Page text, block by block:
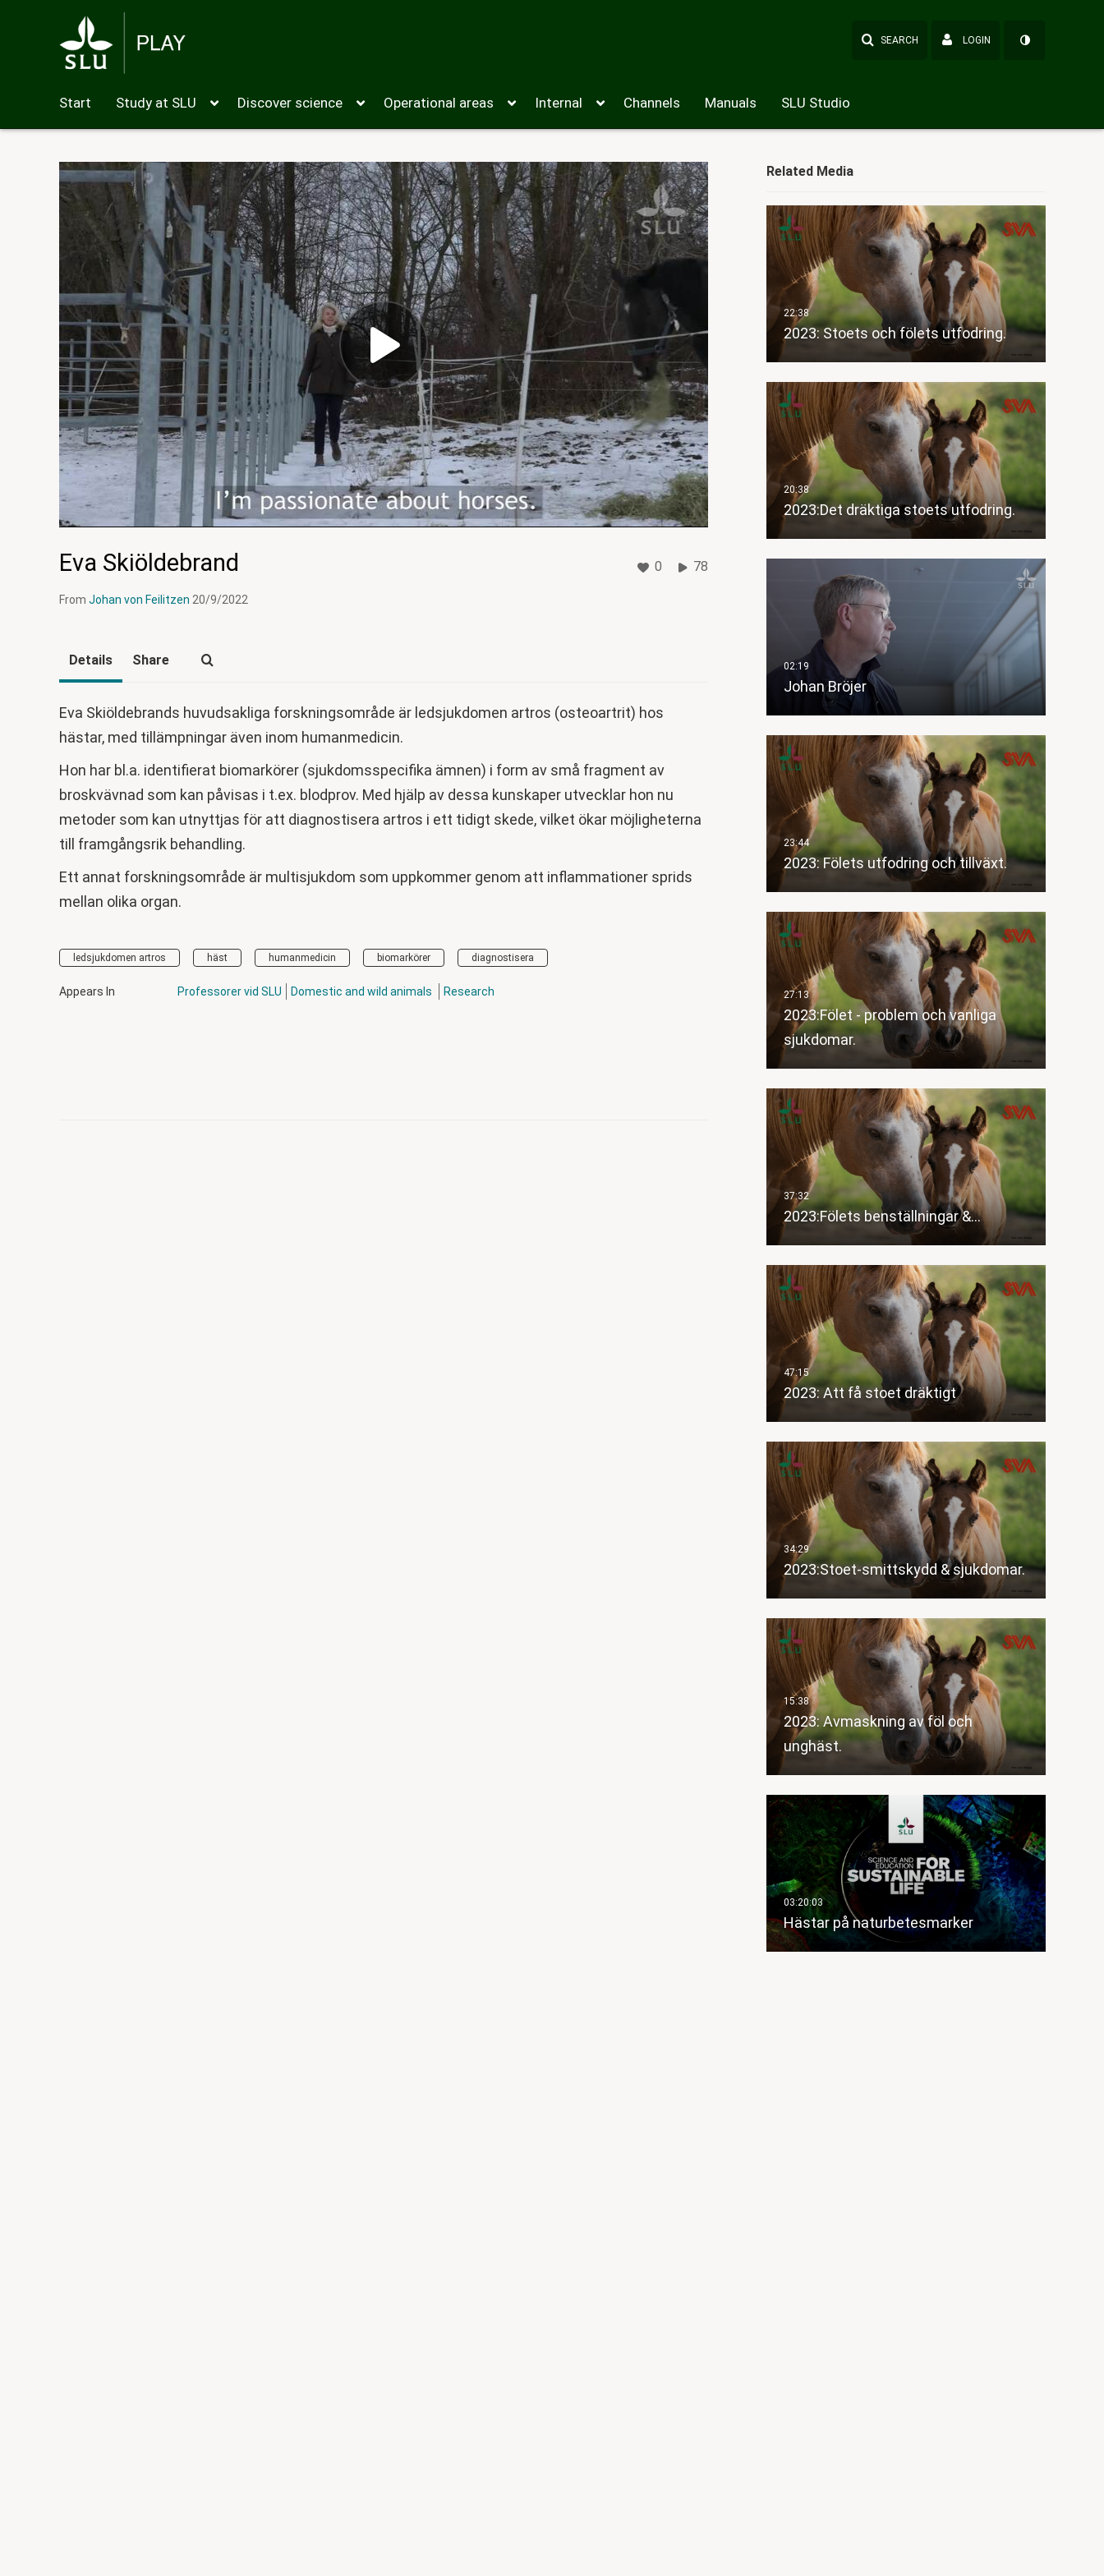
SEARCH LOGIN
Start Study at SLU Discover science Operational areas Internal Channels Manuals SLU Studio
Eva Skiöldebrand
From Johan von Feilitzen 20/9/2022
0 78
Related Media
2023: Stoets och fölets utfodring.
2023:Det dräktiga stoets utfodring.
Johan Bröjer
2023: Fölets utfodring och tillväxt.
2023:Fölet - problem och vanliga
sjukdomar.
2023:Fölets benställningar &…
2023: Att få stoet dräktigt
2023:Stoet-smittskydd & sjukdomar.
2023: Avmaskning av föl och
unghäst.
Hästar på naturbetesmarker
Details Share
Eva Skiöldebrands huvudsakliga forskningsområde är ledsjukdomen artros (osteoartrit) hos
hästar, med tillämpningar även inom humanmedicin.
Hon har bl.a. identifierat biomarkörer (sjukdomsspecifika ämnen) i form av små fragment av
broskvävnad som kan påvisas i t.ex. blodprov. Med hjälp av dessa kunskaper utvecklar hon nu
metoder som kan utnyttjas för att diagnostisera artros i ett tidigt skede, vilket ökar möjligheterna
till framgångsrik behandling.
Ett annat forskningsområde är multisjukdom som uppkommer genom att inflammationer sprids
mellan olika organ.
ledsjukdomen artros häst humanmedicin biomarkörer diagnostisera
Appears In Professorer vid SLU Domestic and wild animals Research